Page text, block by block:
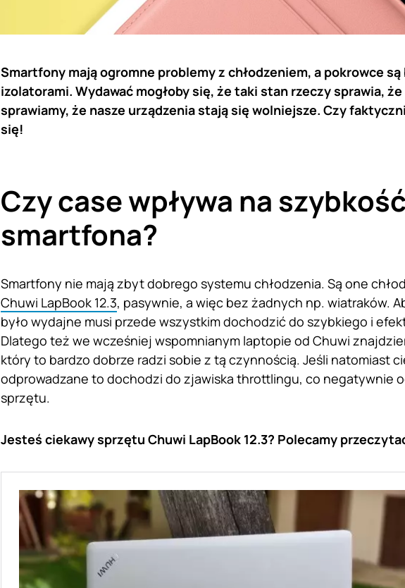
Smartfony mają ogromne problemy z chłodzeniem, a pokrowce
izolatorami. Wydawać mogłoby się, że taki stan rzeczy sprawia, że
sprawiamy, że nasze urządzenia stają się wolniejsze. Czy
się!
Czy case wpływa na
smartfona?
Smartfony nie mają zbyt dobrego systemu chłodzenia. Są one
Chuwi LapBook 12.3, pasywnie, a więc bez żadnych np. wiatraków.
było wydajne musi przede wszystkim dochodzić do szybkiego i
Dlatego też we wcześniej wspomnianym laptopie od Chuwi
który to bardzo dobrze radzi sobie z tą czynnością. Jeśli natomiast
odprowadzane to dochodzi do zjawiska throttlingu, co negatywnie
sprzętu.
Jesteś ciekawy sprzętu Chuwi LapBook 12.3? Polecamy